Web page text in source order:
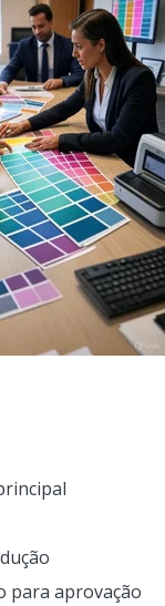
para aprovação